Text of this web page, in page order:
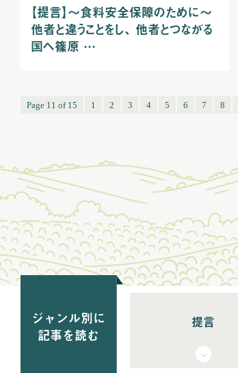
【提言】～食料安全保障のために～
他者と違うことをし、 他者とつながる
国へ篠原 …
Page 11 of 15 1 2 3 4 5 6 7 8
ジャンル別に
記事を読む
提言